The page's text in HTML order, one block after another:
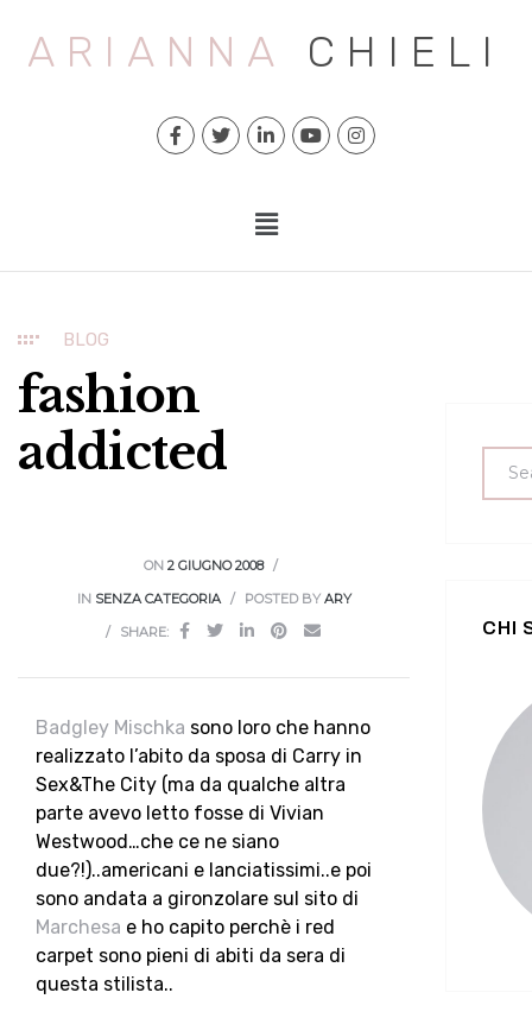
ARIANNA CHIELI
BLOG
fashion
addicted
ON 2 GIUGNO 2008
IN SENZA CATEGORIA POSTED BY ARY
SHARE:
Badgley Mischka sono loro che hanno
realizzato l’abito da sposa di Carry in
Sex&The City (ma da qualche altra
parte avevo letto fosse di Vivian
Westwood…che ce ne siano
due?!)..americani e lanciatissimi..e poi
sono andata a gironzolare sul sito di
Marchesa e ho capito perchè i red
carpet sono pieni di abiti da sera di
questa stilista..
CHI